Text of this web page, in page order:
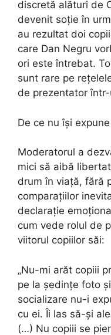
discretă alături de
devenit soție în
au rezultat doi
care Dan Negru
ori este întrebat.
sunt rare pe
de prezentator
De ce nu își
Moderatorul a
mici să aibă
drum în viață, fără
comparațiilor
declarație
cum vede rolul de
viitorul copiilor săi:
„Nu-mi arăt copiii
pe la ședințe foto
socializare nu-i
cu ei. Îi las să-și
(…) Nu copiii se